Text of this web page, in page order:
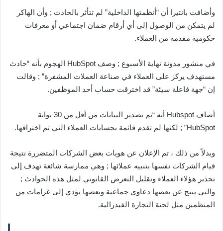
وأضافت بانتيرا أن “أنظمتها الداخلية” لم تتأثر بالحادث ; وأن الهاكر
لم يتمكن من الوصول إلى أي أرقام ضمان اجتماعي أو معرفات
حكومية مقدمة من العملاء.
في منشور مدونة نهاية الأسبوع ; وصف HubSpot الهجوم بأنه “حادث
مستهدف يركز على العملاء في صناعة العملات المشفرة” ; وقالت
إن “جهة فاعلة سيئة” قد اخترقت حساب أحد الموظفين.
أضاف Hubspot أنه “تم تصدير البيانات من أقل من 30 بوابة
HubSpot” ; لكنها لم تقدم قائمة بحسابات العملاء التي تم اختراقها.
وبدلاً من ذلك ، تم الإعلان عن هويات بعض الشركات المتضررة نتيجة
قيام الشركات نفسها بتنبيه عملائها ; وهي ممارسة شائعة تهدف إلى
تحذير هؤلاء العملاء وتقليل التعرض القانوني لمثل هذه الحوادث ;
والتي ينتج عن بعضها دعاوى جماعية وبعضها يؤدي إلى غرامات من
المنظمين مثل لجنة التجارة الفيدرالية.